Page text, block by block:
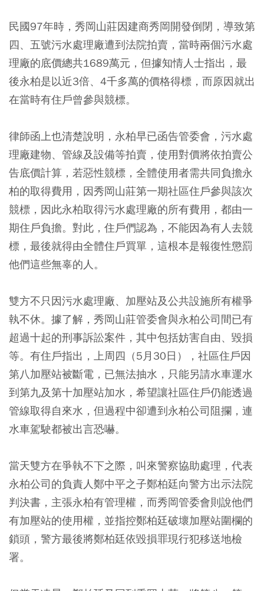
民國97年時，秀岡山莊因建商秀岡開發倒閉，導致第
四、五號污水處理廠遭到法院拍賣，當時兩個污水處
理廠的底價總共1689萬元，但據知情人士指出，最
後永柏是以近3倍、4千多萬的價格得標，而原因就出
在當時有住戶曾參與競標。
律師函上也清楚說明，永柏早已函告管委會，污水處
理廠建物、管線及設備等拍賣，使用對價將依拍賣公
告底價計算，若惡性競標，全體使用者需共同負擔永
柏的取得費用，因秀岡山莊第一期社區住戶參與該次
競標，因此永柏取得污水處理廠的所有費用，都由一
期住戶負擔。對此，住戶們認為，不能因為有人去競
標，最後就得由全體住戶買單，這根本是報復性懲罰
他們這些無辜的人。
雙方不只因污水處理廠、加壓站及公共設施所有權爭
執不休。據了解，秀岡山莊管委會與永柏公司間已有
超過十起的刑事訴訟案件，其中包括妨害自由、毀損
等。有住戶指出，上周四（5月30日），社區住戶因
第八加壓站被斷電，已無法抽水，只能另請水車運水
到第九及第十加壓站加水，希望讓社區住戶仍能透過
管線取得自來水，但過程中卻遭到永柏公司阻攔，連
水車駕駛都被出言恐嚇。
當天雙方在爭執不下之際，叫來警察協助處理，代表
永柏公司的負責人鄭中平之子鄭柏廷向警方出示法院
判決書，主張永柏有管理權，而秀岡管委會則說他們
有加壓站的使用權，並指控鄭柏廷破壞加壓站圍欄的
鎖頭，警方最後將鄭柏廷依毀損罪現行犯移送地檢
署。